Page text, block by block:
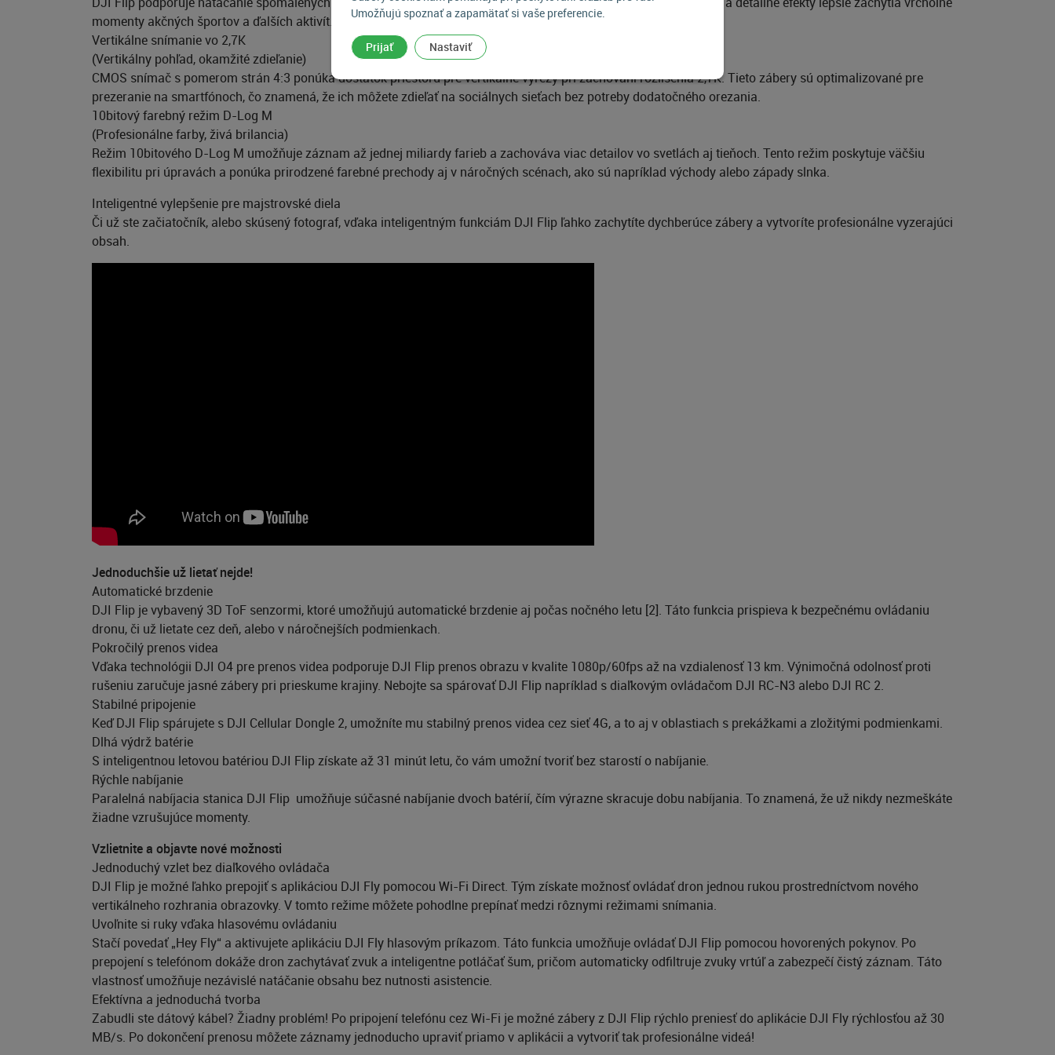
Umožňujú spoznať a zapamätať si vaše preferencie.
Prijať Nastaviť
momenty akčných športov a ďalších aktivít.
Vertikálne snímanie vo 2,7K
(Vertikálny pohľad, okamžité zdieľanie)
CMOS snímač s pomerom strán 4:3 ponúka dostatok priestoru pre vertikálne výrezy pri zachovaní rozlíšenia 2,7K. Tieto zábery sú optimalizované pre
prezeranie na smartfónoch, čo znamená, že ich môžete zdieľať na sociálnych sieťach bez potreby dodatočného orezania.
10bitový farebný režim D-Log M
(Profesionálne farby, živá brilancia)
Režim 10bitového D-Log M umožňuje záznam až jednej miliardy farieb a zachováva viac detailov vo svetlách aj tieňoch. Tento režim poskytuje väčšiu
flexibilitu pri úpravách a ponúka prirodzené farebné prechody aj v náročných scénach, ako sú napríklad východy alebo západy slnka.
Inteligentné vylepšenie pre majstrovské diela
Či už ste začiatočník, alebo skúsený fotograf, vďaka inteligentným funkciám DJI Flip ľahko zachytíte dychberúce zábery a vytvoríte profesionálne vyzerajúci
obsah.
Jednoduchšie už lietať nejde!
Automatické brzdenie
DJI Flip je vybavený 3D ToF senzormi, ktoré umožňujú automatické brzdenie aj počas nočného letu [2]. Táto funkcia prispieva k bezpečnému ovládaniu
dronu, či už lietate cez deň, alebo v náročnejších podmienkach.
Pokročilý prenos videa
Vďaka technológii DJI O4 pre prenos videa podporuje DJI Flip prenos obrazu v kvalite 1080p/60fps až na vzdialenosť 13 km. Výnimočná odolnosť proti
rušeniu zaručuje jasné zábery pri prieskume krajiny. Nebojte sa spárovať DJI Flip napríklad s diaľkovým ovládačom DJI RC-N3 alebo DJI RC 2.
Stabilné pripojenie
Keď DJI Flip spárujete s DJI Cellular Dongle 2, umožníte mu stabilný prenos videa cez sieť 4G, a to aj v oblastiach s prekážkami a zložitými podmienkami.
Dlhá výdrž batérie
S inteligentnou letovou batériou DJI Flip získate až 31 minút letu, čo vám umožní tvoriť bez starostí o nabíjanie.
Rýchle nabíjanie
Paralelná nabíjacia stanica DJI Flip umožňuje súčasné nabíjanie dvoch batérií, čím výrazne skracuje dobu nabíjania. To znamená, že už nikdy nezmeškáte
žiadne vzrušujúce momenty.
Vzlietnite a objavte nové možnosti
Jednoduchý vzlet bez diaľkového ovládača
DJI Flip je možné ľahko prepojiť s aplikáciou DJI Fly pomocou Wi-Fi Direct. Tým získate možnosť ovládať dron jednou rukou prostredníctvom nového
vertikálneho rozhrania obrazovky. V tomto režime môžete pohodlne prepínať medzi rôznymi režimami snímania.
Uvoľnite si ruky vďaka hlasovému ovládaniu
Stačí povedať „Hey Fly“ a aktivujete aplikáciu DJI Fly hlasovým príkazom. Táto funkcia umožňuje ovládať DJI Flip pomocou hovorených pokynov. Po
prepojení s telefónom dokáže dron zachytávať zvuk a inteligentne potláčať šum, pričom automaticky odfiltruje zvuky vrtúľ a zabezpečí čistý záznam. Táto
vlastnosť umožňuje nezávislé natáčanie obsahu bez nutnosti asistencie.
Efektívna a jednoduchá tvorba
Zabudli ste dátový kábel? Žiadny problém! Po pripojení telefónu cez Wi-Fi je možné zábery z DJI Flip rýchlo preniesť do aplikácie DJI Fly rýchlosťou až 30
MB/s. Po dokončení prenosu môžete záznamy jednoducho upraviť priamo v aplikácii a vytvoriť tak profesionálne videá!